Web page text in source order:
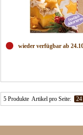
wieder verfügbar ab
5 Produkte Artikel pro Seite: 24